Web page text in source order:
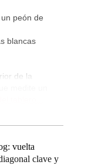
peón de
blancas
de la
vuelta
clave y